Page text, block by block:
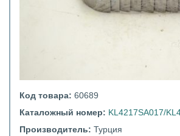
Код товара: 60689
Каталожный номер: KL4217SA017/
Производитель: Турция